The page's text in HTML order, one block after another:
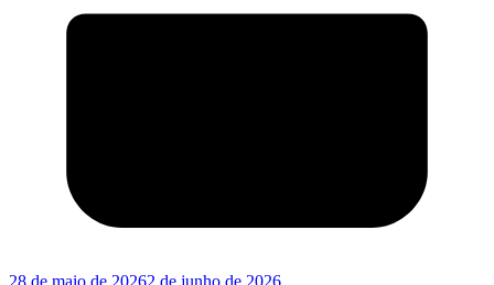
28 de maio de 20262 de junho de 2026